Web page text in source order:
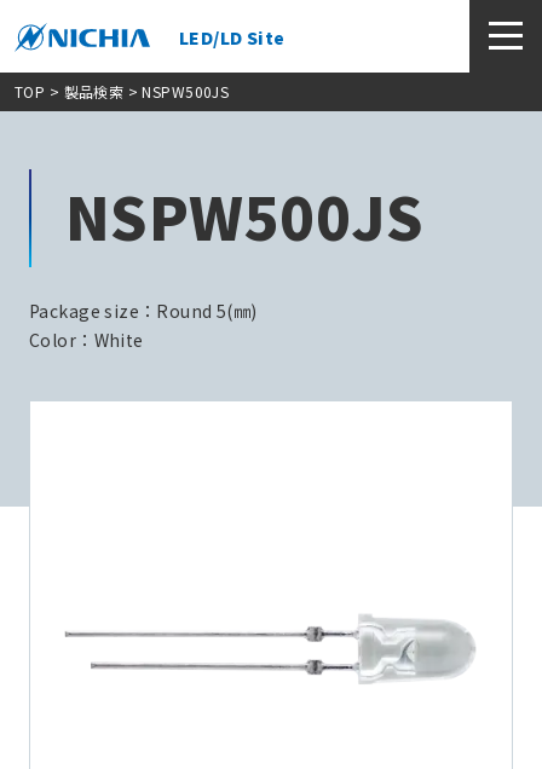
LED/LD Site
TOP > 製品検索 > NSPW500JS
NSPW500JS
Package size：Round 5(㎜)
Color：White